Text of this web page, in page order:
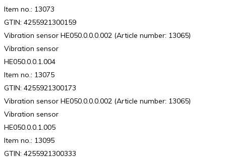
Item no.: 13073
GTIN: 4255921300159
Vibration sensor HE050.0.0.0.002 (Article number: 13065)
Vibration sensor
HE050.0.0.1.004
Item no.: 13075
GTIN: 4255921300173
Vibration sensor HE050.0.0.0.002 (Article number: 13065)
Vibration sensor
HE050.0.0.1.005
Item no.: 13095
GTIN: 4255921300333